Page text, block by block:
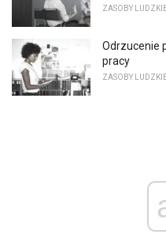
ZASOBY
Odrzucenie
pracy
ZASOBY